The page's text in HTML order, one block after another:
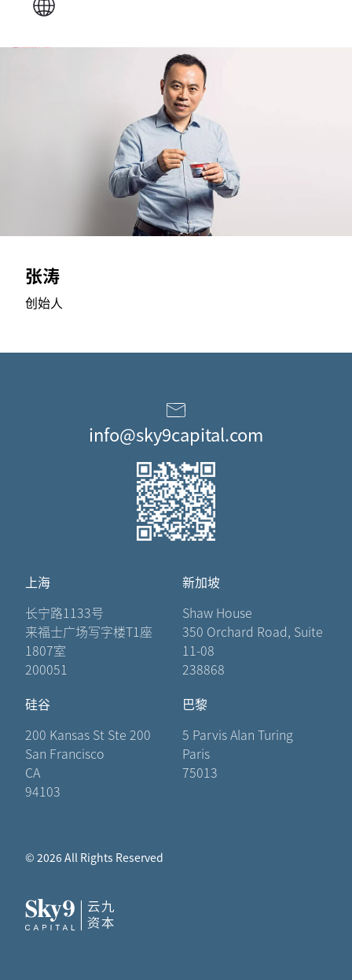
张涛
创始人
info@sky9capital.com
上海
长宁路1133号
来福士广场写字楼T1座
1807室
200051
新加坡
Shaw House
350 Orchard Road, Suite
11-08
238868
硅谷
200 Kansas St Ste 200
San Francisco
CA
94103
巴黎
5 Parvis Alan Turing
Paris
75013
© 2026 All Rights Reserved